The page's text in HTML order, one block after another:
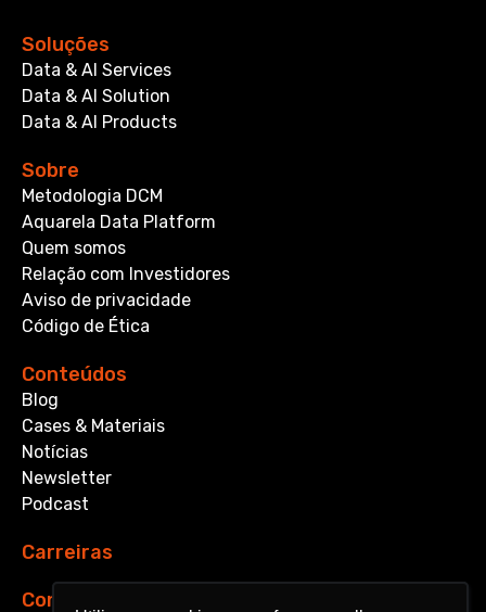
Soluções
Data & AI Services
Data & AI Solution
Data & AI Products
Sobre
Metodologia DCM
Aquarela Data Platform
Quem somos
Relação com Investidores
Aviso de privacidade
Código de Ética
Conteúdos
Blog
Cases & Materiais
Notícias
Newsletter
Podcast
Carreiras
Contato